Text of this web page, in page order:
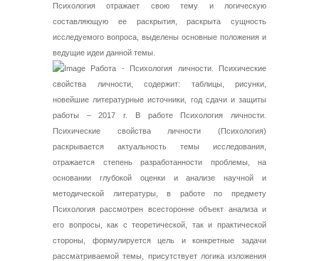
Психология отражает свою тему и логическую
составляющую ее раскрытия, раскрыта сущность
исследуемого вопроса, выделены основные положения и
ведущие идеи данной темы.
Работа - Психология личности. Психические
свойства личности, содержит: таблицы, рисунки,
новейшие литературные источники, год сдачи и защиты
работы – 2017 г. В работе Психология личности.
Психические свойства личности (Психология)
раскрывается актуальность темы исследования,
отражается степень разработанности проблемы, на
основании глубокой оценки и анализе научной и
методической литературы, в работе по предмету
Психология рассмотрен всесторонне объект анализа и
его вопросы, как с теоретической, так и практической
стороны, формулируется цель и конкретные задачи
рассматриваемой темы, присутствует логика изложения